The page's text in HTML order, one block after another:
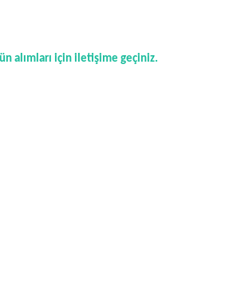
alımları için iletişime geçiniz.